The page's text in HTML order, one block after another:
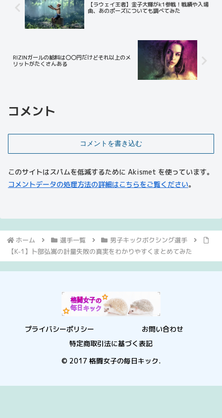
【ラウェイ王者】金子大輝がk1参戦！戦績や入場
曲、あのポーズについても調べてみた
RIZINガールの給料は〇〇円だけどそれ以上のメ
リットがたくさんある
コメント
コメントを書き込む
このサイトはスパムを低減するために Akismet を使っています。
コメントデータの処理方法の詳細はこちらをご覧ください。
ホーム 選手一覧
男子キックボクシング選手
【K-1】卜部弘嵩の計量失敗の真実をわかりやすくまとめてみた
プライバシーポリシー
お問い合わせ
特定商取引法に基づく表記
© 2017 格闘女子の毎日キック.